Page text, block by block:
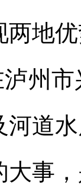
两地
州
河道
大事